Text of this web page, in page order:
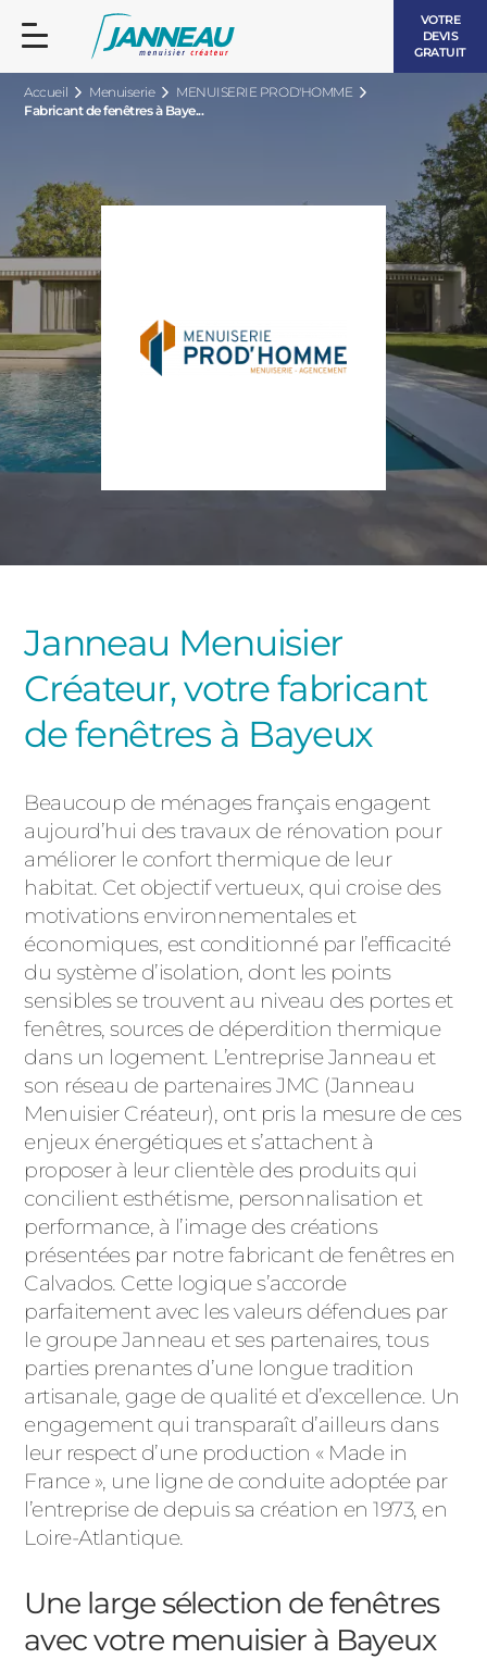
VOTRE
DEVIS
GRATUIT
Accueil Menuiserie
MENUISERIE PROD'HOMME
Fabricant de fenêtres à Baye...
Janneau Menuisier
Créateur, votre fabricant
de fenêtres à Bayeux
Beaucoup de ménages français engagent
aujourd’hui des travaux de rénovation pour
améliorer le confort thermique de leur
habitat. Cet objectif vertueux, qui croise des
motivations environnementales et
économiques, est conditionné par l’efficacité
du système d’isolation, dont les points
sensibles se trouvent au niveau des portes et
fenêtres, sources de déperdition thermique
dans un logement. L’entreprise Janneau et
son réseau de partenaires JMC (Janneau
Menuisier Créateur), ont pris la mesure de ces
enjeux énergétiques et s’attachent à
proposer à leur clientèle des produits qui
concilient esthétisme, personnalisation et
performance, à l’image des créations
présentées par notre fabricant de fenêtres en
Calvados. Cette logique s’accorde
parfaitement avec les valeurs défendues par
le groupe Janneau et ses partenaires, tous
parties prenantes d’une longue tradition
artisanale, gage de qualité et d’excellence. Un
engagement qui transparaît d’ailleurs dans
leur respect d’une production « Made in
France », une ligne de conduite adoptée par
l’entreprise de depuis sa création en 1973, en
Loire-Atlantique.
Une large sélection de fenêtres
avec votre menuisier à Bayeux
FENÊTRES ET PORTES-FENÊTRES
BOIS
ALUMINIUM
ACIER
BAIES VITRÉES
PORTES D’ENTRÉELES INTEMPORELLES
VOLETS ROULANTS
PERGOLAS
CARPORTS